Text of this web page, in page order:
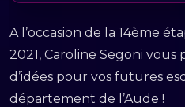
A l’occasion de la 14ème
2021, Caroline Segoni
d’idées pour vos futures
département de l’Aude !